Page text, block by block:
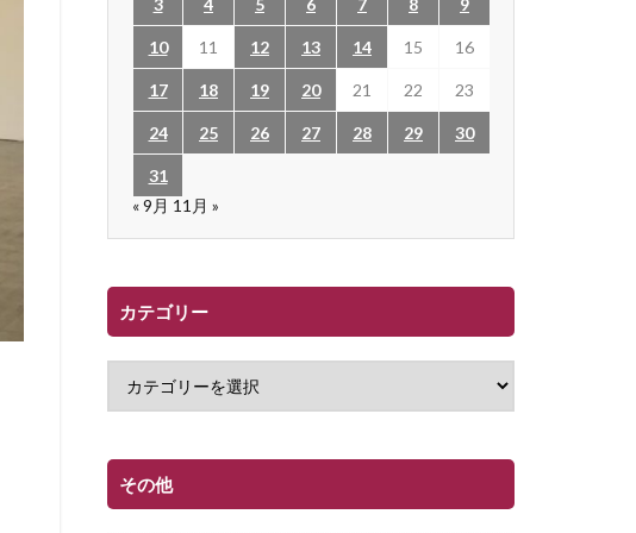
3 4 5 6 7 8 9
10 11 12 13 14 15 16
17 18 19 20 21 22 23
24 25 26 27 28 29 30
31
« 9月 11月 »
カテゴリー
その他